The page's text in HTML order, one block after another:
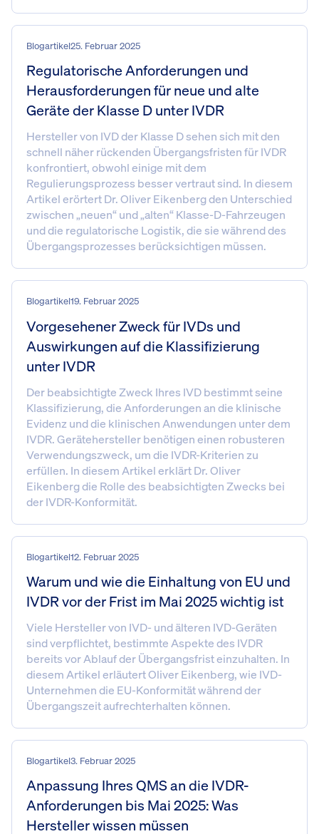
Blogartikel25. Februar 2025
Regulatorische Anforderungen und
Herausforderungen für neue und alte
Geräte der Klasse D unter IVDR
Hersteller von IVD der Klasse D sehen sich mit den
schnell näher rückenden Übergangsfristen für IVDR
konfrontiert, obwohl einige mit dem
Regulierungsprozess besser vertraut sind. In diesem
Artikel erörtert Dr. Oliver Eikenberg den Unterschied
zwischen „neuen“ und „alten“ Klasse-D-Fahrzeugen
und die regulatorische Logistik, die sie während des
Übergangsprozesses berücksichtigen müssen.
Blogartikel19. Februar 2025
Vorgesehener Zweck für IVDs und
Auswirkungen auf die Klassifizierung
unter IVDR
Der beabsichtigte Zweck Ihres IVD bestimmt seine
Klassifizierung, die Anforderungen an die klinische
Evidenz und die klinischen Anwendungen unter dem
IVDR. Gerätehersteller benötigen einen robusteren
Verwendungszweck, um die IVDR-Kriterien zu
erfüllen. In diesem Artikel erklärt Dr. Oliver
Eikenberg die Rolle des beabsichtigten Zwecks bei
der IVDR-Konformität.
Blogartikel12. Februar 2025
Warum und wie die Einhaltung von EU und
IVDR vor der Frist im Mai 2025 wichtig ist
Viele Hersteller von IVD- und älteren IVD-Geräten
sind verpflichtet, bestimmte Aspekte des IVDR
bereits vor Ablauf der Übergangsfrist einzuhalten. In
diesem Artikel erläutert Oliver Eikenberg, wie IVD-
Unternehmen die EU-Konformität während der
Übergangszeit aufrechterhalten können.
Blogartikel3. Februar 2025
Anpassung Ihres QMS an die IVDR-
Anforderungen bis Mai 2025: Was
Hersteller wissen müssen